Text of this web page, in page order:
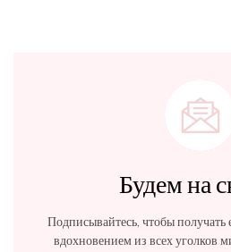
Будем на
Подписывайтесь, чтобы получать
вдохновением из всех уголков